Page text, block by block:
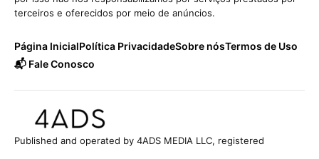
terceiros e oferecidos por meio de anúncios.
Página InicialPolítica PrivacidadeSobre nósTermos de Uso
📬 Fale Conosco
Published and operated by 4ADS MEDIA LLC, registered